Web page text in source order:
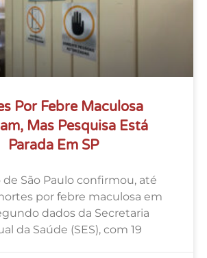
Por Febre Maculosa
Mas Pesquisa Está
Parada Em SP
de São Paulo confirmou, até
por febre maculosa em
dados da Secretaria
da Saúde (SES), com 19